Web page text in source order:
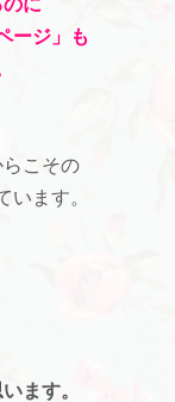
に
ージ」も
こその
います。
ます。